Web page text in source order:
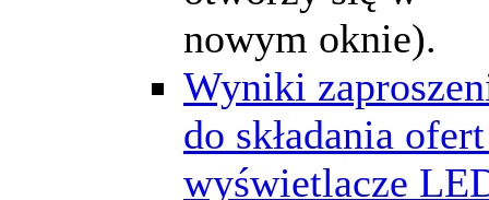
nowym oknie).
Wyniki
do składania
wyświetlacze